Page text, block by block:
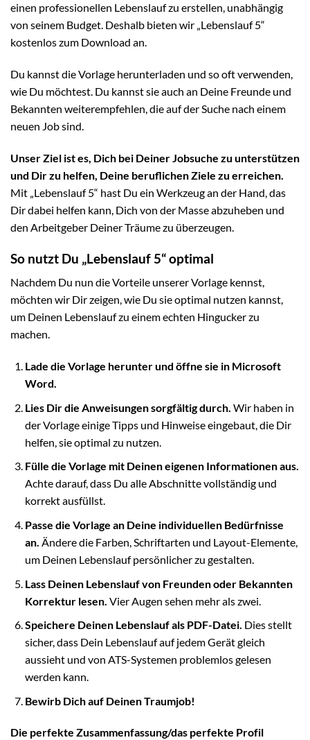
einen professionellen Lebenslauf zu erstellen, unabhängig
von seinem Budget. Deshalb bieten wir „Lebenslauf 5“
kostenlos zum Download an.
Du kannst die Vorlage herunterladen und so oft verwenden,
wie Du möchtest. Du kannst sie auch an Deine Freunde und
Bekannten weiterempfehlen, die auf der Suche nach einem
neuen Job sind.
Unser Ziel ist es, Dich bei Deiner Jobsuche zu unterstützen
und Dir zu helfen, Deine beruflichen Ziele zu erreichen.
Mit „Lebenslauf 5“ hast Du ein Werkzeug an der Hand, das
Dir dabei helfen kann, Dich von der Masse abzuheben und
den Arbeitgeber Deiner Träume zu überzeugen.
So nutzt Du „Lebenslauf 5“ optimal
Nachdem Du nun die Vorteile unserer Vorlage kennst,
möchten wir Dir zeigen, wie Du sie optimal nutzen kannst,
um Deinen Lebenslauf zu einem echten Hingucker zu
machen.
Lade die Vorlage herunter und öffne sie in Microsoft
Word.
Lies Dir die Anweisungen sorgfältig durch. Wir haben in
der Vorlage einige Tipps und Hinweise eingebaut, die Dir
helfen, sie optimal zu nutzen.
Fülle die Vorlage mit Deinen eigenen Informationen aus.
Achte darauf, dass Du alle Abschnitte vollständig und
korrekt ausfüllst.
Passe die Vorlage an Deine individuellen Bedürfnisse
an. Ändere die Farben, Schriftarten und Layout-Elemente,
um Deinen Lebenslauf persönlicher zu gestalten.
Lass Deinen Lebenslauf von Freunden oder Bekannten
Korrektur lesen. Vier Augen sehen mehr als zwei.
Speichere Deinen Lebenslauf als PDF-Datei. Dies stellt
sicher, dass Dein Lebenslauf auf jedem Gerät gleich
aussieht und von ATS-Systemen problemlos gelesen
werden kann.
Bewirb Dich auf Deinen Traumjob!
Die perfekte Zusammenfassung/das perfekte Profil